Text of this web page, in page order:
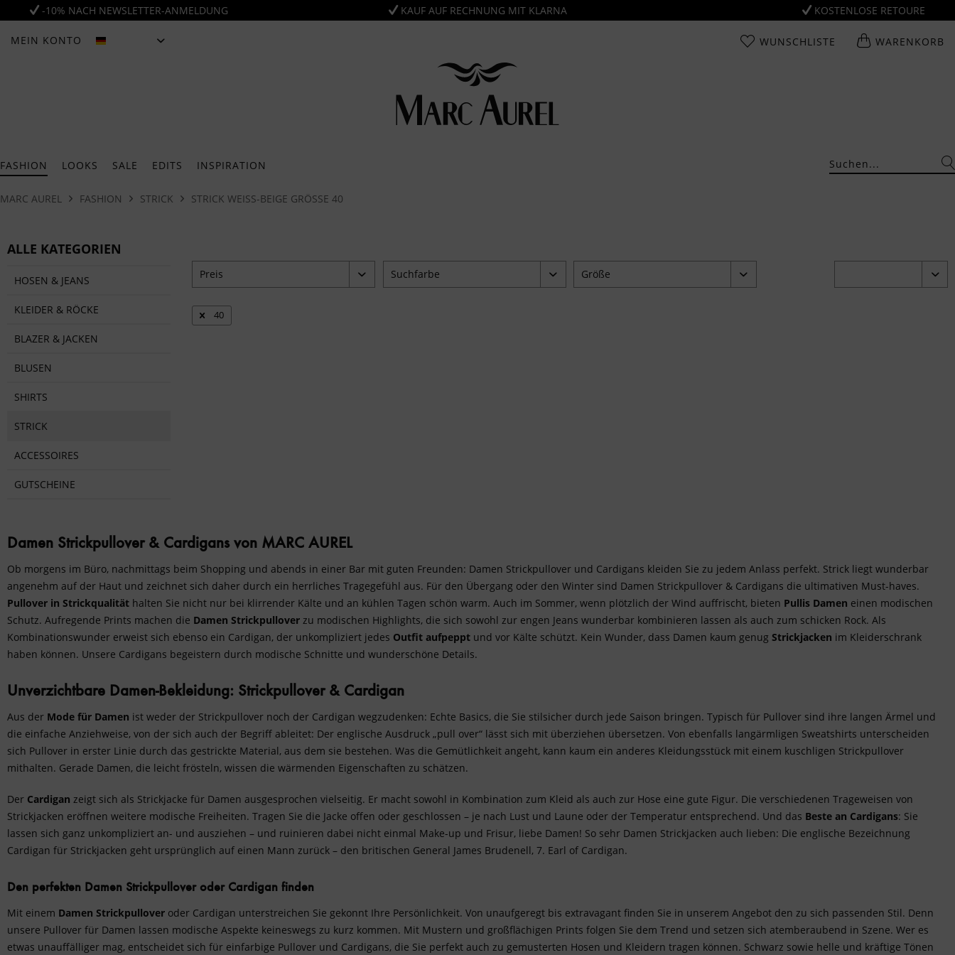
-10% NACH NEWSLETTER-ANMELDUNG KAUF AUF RECHNUNG MIT KLARNA KOSTENLOSE RETOURE
MEIN KONTO WUNSCHLISTE WARENKORB
FASHION LOOKS SALE EDITS INSPIRATION
MARC AUREL FASHION STRICK STRICK WEISS-BEIGE GRÖSSE 40
ALLE KATEGORIEN
HOSEN & JEANS
KLEIDER & RÖCKE
BLAZER & JACKEN
BLUSEN
SHIRTS
STRICK
ACCESSOIRES
GUTSCHEINE
Preis Suchfarbe Größe
40
Damen Strickpullover & Cardigans von MARC AUREL
Ob morgens im Büro, nachmittags beim Shopping und abends in einer Bar mit guten Freunden: Damen Strickpullover und Cardigans kleiden Sie zu jedem Anlass perfekt. Strick liegt wunderbar
angenehm auf der Haut und zeichnet sich daher durch ein herrliches Tragegefühl aus. Für den Übergang oder den Winter sind Damen Strickpullover & Cardigans die ultimativen Must-haves.
Pullover in Strickqualität halten Sie nicht nur bei klirrender Kälte und an kühlen Tagen schön warm. Auch im Sommer, wenn plötzlich der Wind auffrischt, bieten Pullis Damen einen modischen
Schutz. Aufregende Prints machen die Damen Strickpullover zu modischen Highlights, die sich sowohl zur engen Jeans wunderbar kombinieren lassen als auch zum schicken Rock. Als
Kombinationswunder erweist sich ebenso ein Cardigan, der unkompliziert jedes Outfit aufpeppt und vor Kälte schützt. Kein Wunder, dass Damen kaum genug Strickjacken im Kleiderschrank
haben können. Unsere Cardigans begeistern durch modische Schnitte und wunderschöne Details.
Unverzichtbare Damen-Bekleidung: Strickpullover & Cardigan
Aus der Mode für Damen ist weder der Strickpullover noch der Cardigan wegzudenken: Echte Basics, die Sie stilsicher durch jede Saison bringen. Typisch für Pullover sind ihre langen Ärmel und
die einfache Anziehweise, von der sich auch der Begriff ableitet: Der englische Ausdruck „pull over“ lässt sich mit überziehen übersetzen. Von ebenfalls langärmligen Sweatshirts unterscheiden
sich Pullover in erster Linie durch das gestrickte Material, aus dem sie bestehen. Was die Gemütlichkeit angeht, kann kaum ein anderes Kleidungsstück mit einem kuschligen Strickpullover
mithalten. Gerade Damen, die leicht frösteln, wissen die wärmenden Eigenschaften zu schätzen.
Der Cardigan zeigt sich als Strickjacke für Damen ausgesprochen vielseitig. Er macht sowohl in Kombination zum Kleid als auch zur Hose eine gute Figur. Die verschiedenen Trageweisen von
Strickjacken eröffnen weitere modische Freiheiten. Tragen Sie die Jacke offen oder geschlossen – je nach Lust und Laune oder der Temperatur entsprechend. Und das Beste an Cardigans: Sie
lassen sich ganz unkompliziert an- und ausziehen – und ruinieren dabei nicht einmal Make-up und Frisur, liebe Damen! So sehr Damen Strickjacken auch lieben: Die englische Bezeichnung
Cardigan für Strickjacken geht ursprünglich auf einen Mann zurück – den britischen General James Brudenell, 7. Earl of Cardigan.
Den perfekten Damen Strickpullover oder Cardigan finden
Mit einem Damen Strickpullover oder Cardigan unterstreichen Sie gekonnt Ihre Persönlichkeit. Von unaufgeregt bis extravagant finden Sie in unserem Angebot den zu sich passenden Stil. Denn
unsere Pullover für Damen lassen modische Aspekte keineswegs zu kurz kommen. Mit Mustern und großflächigen Prints folgen Sie dem Trend und setzen sich atemberaubend in Szene. Wer es
etwas unauffälliger mag, entscheidet sich für einfarbige Pullover und Cardigans, die Sie perfekt auch zu gemusterten Hosen und Kleidern tragen können. Schwarz sowie helle und kräftige Tönen